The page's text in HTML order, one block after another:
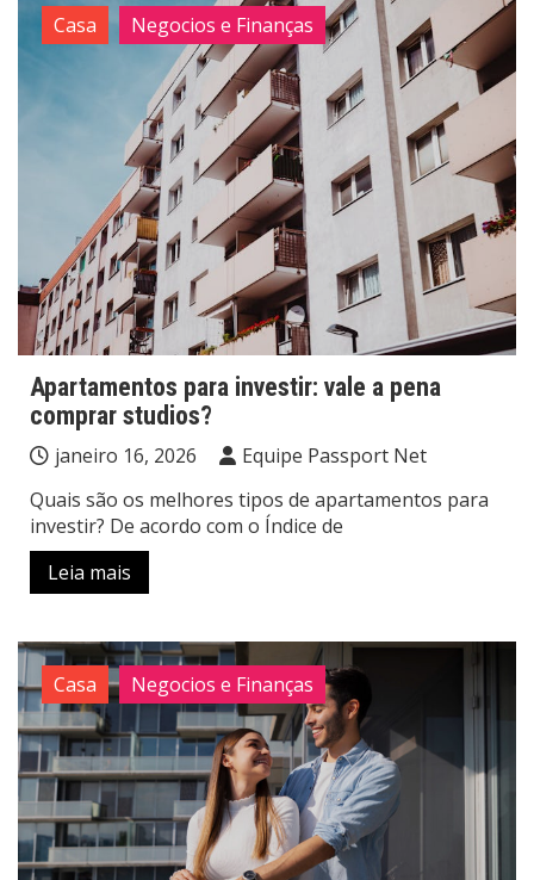
Casa Negocios e Finanças
Apartamentos para investir: vale a pena
comprar studios?
janeiro 16, 2026
Equipe Passport Net
Quais são os melhores tipos de apartamentos para
investir? De acordo com o Índice de
Leia mais
Casa Negocios e Finanças